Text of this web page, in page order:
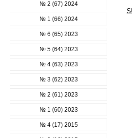
№ 2 (67) 2024
№ 1 (66) 2024
№ 6 (65) 2023
№ 5 (64) 2023
№ 4 (63) 2023
№ 3 (62) 2023
№ 2 (61) 2023
№ 1 (60) 2023
№ 4 (17) 2015